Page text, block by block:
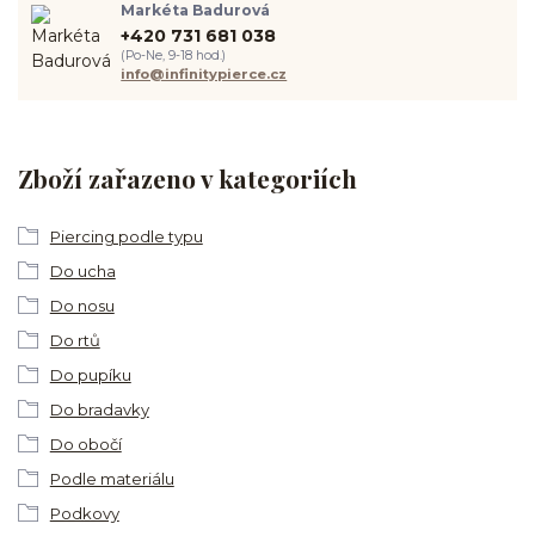
Zboží zařazeno v kategoriích
Piercing podle typu
Do ucha
Do nosu
Do rtů
Do pupíku
Do bradavky
Do obočí
Podle materiálu
Podkovy
Markéta Badurová
+420 731 681 038
(Po-Ne, 9-18 hod.)
info@infinitypierce.cz